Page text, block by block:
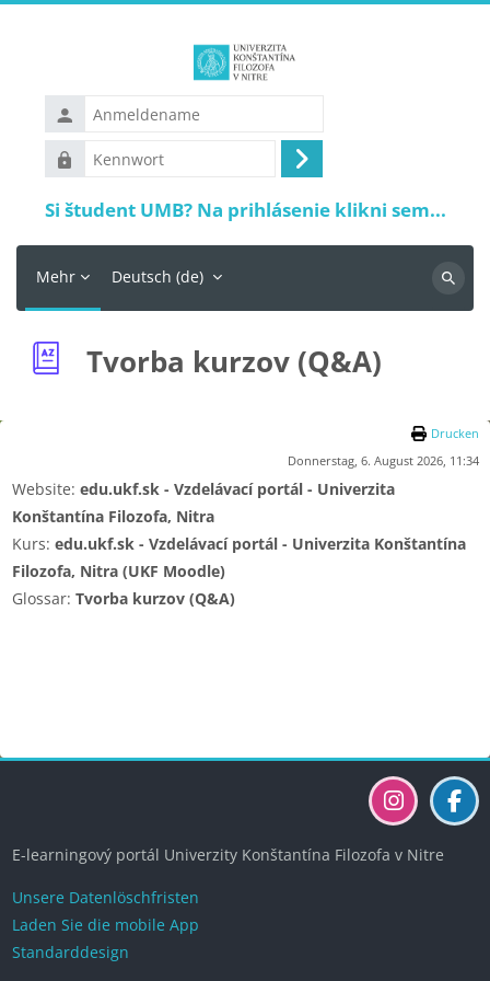
Anmeldename
Kennwort
Anmelden
Si študent UMB? Na prihlásenie klikni sem...
Mehr Deutsch ‎(de)‎
Suchen
Tvorba kurzov (Q&A)
Drucken
Donnerstag, 6. August 2026, 11:34
Website: edu.ukf.sk - Vzdelávací portál - Univerzita
Konštantína Filozofa, Nitra
Kurs: edu.ukf.sk - Vzdelávací portál - Univerzita Konštantína
Filozofa, Nitra (UKF Moodle)
Glossar: Tvorba kurzov (Q&A)
E-learningový portál Univerzity Konštantína Filozofa v Nitre
Unsere Datenlöschfristen
Laden Sie die mobile App
Standarddesign